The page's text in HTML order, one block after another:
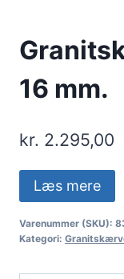
16 mm.
kr. 2.295,00
Læs mere
Varenummer (SKU):
Kategori: